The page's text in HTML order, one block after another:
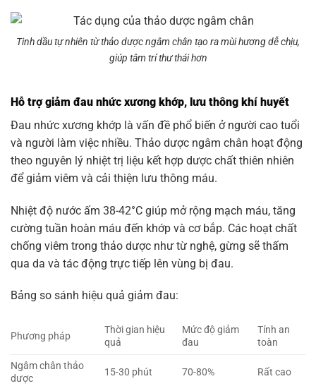
Tinh dầu tự nhiên từ thảo dược ngâm chân tạo ra mùi hương dễ chịu,
giúp tâm trí thư thái hơn
Hỗ trợ giảm đau nhức xương khớp, lưu thông khí huyết
Đau nhức xương khớp là vấn đề phổ biến ở người cao tuổi
và người làm việc nhiều. Thảo dược ngâm chân hoạt động
theo nguyên lý nhiệt trị liệu kết hợp dược chất thiên nhiên
để giảm viêm và cải thiện lưu thông máu.
Nhiệt độ nước ấm 38-42°C giúp mở rộng mạch máu, tăng
cường tuần hoàn máu đến khớp và cơ bắp. Các hoạt chất
chống viêm trong thảo dược như từ nghệ, gừng sẽ thấm
qua da và tác động trực tiếp lên vùng bị đau.
Bảng so sánh hiệu quả giảm đau:
Phương pháp
Thời gian hiệu
quả
Mức độ giảm
đau
Tính an
toàn
Ngâm chân thảo
dược
15-30 phút 70-80% Rất cao